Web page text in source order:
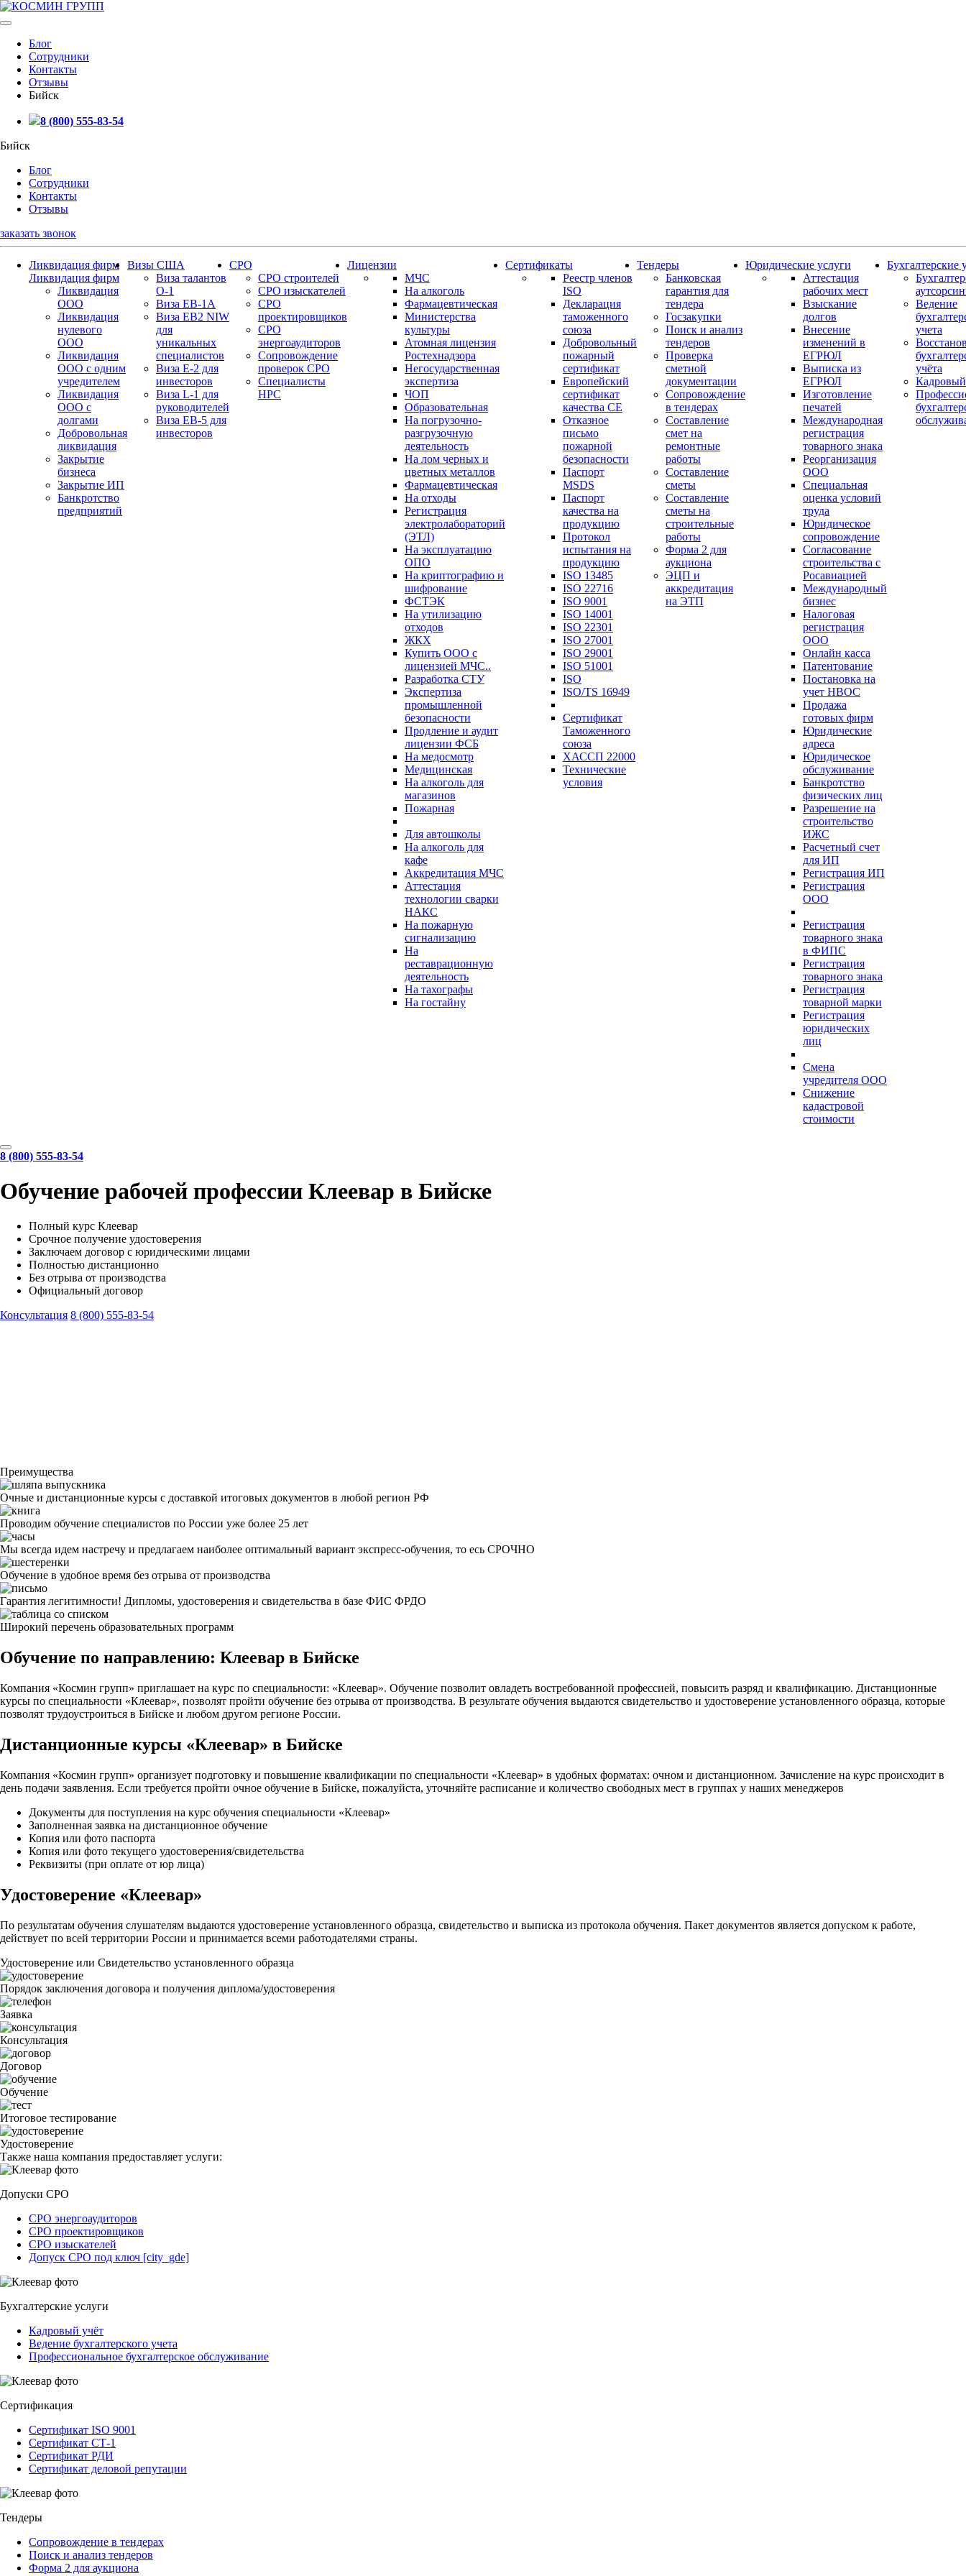
Блог
Сотрудники
Контакты
Отзывы
Бийск
8 (800) 555-83-54
Бийск
Блог
Сотрудники
Контакты
Отзывы
заказать звонок
Ликвидация фирм
Ликвидация фирм
Ликвидация
ООО
Ликвидация
нулевого
ООО
Ликвидация
ООО с одним
учредителем
Ликвидация
ООО с
долгами
Добровольная
ликвидация
Закрытие
бизнеса
Закрытие ИП
Банкротство
предприятий
Визы США
Виза талантов
О-1
Виза EB-1A
Виза EB2 NIW
для
уникальных
специалистов
Виза E-2 для
инвесторов
Виза L-1 для
руководителей
Виза EB-5 для
инвесторов
СРО
СРО строителей
СРО изыскателей
СРО
проектировщиков
СРО
энергоаудиторов
Сопровождение
проверок СРО
Специалисты
НРС
Лицензии
МЧС
На алкоголь
Фармацевтическая
Министерства
культуры
Атомная лицензия
Ростехнадзора
Негосударственная
экспертиза
ЧОП
Образовательная
На погрузочно-
разгрузочную
деятельность
На лом черных и
цветных металлов
Фармацевтическая
На отходы
Регистрация
электролабораторий
(ЭТЛ)
На эксплуатацию
ОПО
На криптографию и
шифрование
ФСТЭК
На утилизацию
отходов
ЖКХ
Купить ООО с
лицензией МЧС..
Разработка СТУ
Экспертиза
промышленной
безопасности
Продление и аудит
лицензии ФСБ
На медосмотр
Медицинская
На алкоголь для
магазинов
Пожарная
Для автошколы
На алкоголь для
кафе
Аккредитация МЧС
Аттестация
технологии сварки
НАКС
На пожарную
сигнализацию
На
реставрационную
деятельность
На тахографы
На гостайну
Сертификаты
Реестр членов
ISO
Декларация
таможенного
союза
Добровольный
пожарный
сертификат
Европейский
сертификат
качества СЕ
Отказное
письмо
пожарной
безопасности
Паспорт
МSDS
Паспорт
качества на
продукцию
Протокол
испытания на
продукцию
ISO 13485
ISO 22716
ISO 9001
ISO 14001
ISO 22301
ISO 27001
ISO 29001
ISO 51001
ISO
ISO/TS 16949
Сертификат
Таможенного
союза
ХАССП 22000
Технические
условия
Тендеры
Банковская
гарантия для
тендера
Госзакупки
Поиск и анализ
тендеров
Проверка
сметной
документации
Сопровождение
в тендерах
Составление
смет на
ремонтные
работы
Составление
сметы
Составление
сметы на
строительные
работы
Форма 2 для
аукциона
ЭЦП и
аккредитация
на ЭТП
Юридические услуги
Аттестация
рабочих мест
Взыскание
долгов
Внесение
изменений в
ЕГРЮЛ
Выписка из
ЕГРЮЛ
Изготовление
печатей
Международная
регистрация
товарного знака
Реорганизация
ООО
Специальная
оценка условий
труда
Юридическое
сопровождение
Согласование
строительства с
Росавиацией
Международный
бизнес
Налоговая
регистрация
ООО
Онлайн касса
Патентование
Постановка на
учет НВОС
Продажа
готовых фирм
Юридические
адреса
Юридическое
обслуживание
Банкротство
физических лиц
Разрешение на
строительство
ИЖС
Расчетный счет
для ИП
Регистрация ИП
Регистрация
ООО
Регистрация
товарного знака
в ФИПС
Регистрация
товарного знака
Регистрация
товарной марки
Регистрация
юридических
лиц
Смена
учредителя ООО
Снижение
кадастровой
стоимости
Бухгалтерские
Ведение
учета
учёта
Кадровый
8 (800) 555-83-54
Обучение рабочей профессии Клеевар в Бийске
Полный курс Клеевар
Срочное получение удостоверения
Заключаем договор с юридическими лицами
Полностью дистанционно
Без отрыва от производства
Официальный договор
Консультация 8 (800) 555-83-54
Преимущества
Очные и дистанционные курсы с доставкой итоговых документов в любой регион РФ
Проводим обучение специалистов по России уже более 25 лет
Мы всегда идем настречу и предлагаем наиболее оптимальный вариант экспресс-обучения, то есь СРОЧНО
Обучение в удобное время без отрыва от производства
Гарантия легитимности! Дипломы, удостоверения и свидетельства в базе ФИС ФРДО
Широкий перечень образовательных программ
Обучение по направлению: Клеевар в Бийске
Компания «Космин групп» приглашает на курс по специальности: «Клеевар». Обучение позволит овладеть востребованной профессией, повысить разряд и квалификацию. Дистанционные
курсы по специальности «Клеевар», позволят пройти обучение без отрыва от производства. В результате обучения выдаются свидетельство и удостоверение установленного образца, которые
позволят трудоустроиться в Бийске и любом другом регионе России.
Дистанционные курсы «Клеевар» в Бийске
Компания «Космин групп» организует подготовку и повышение квалификации по специальности «Клеевар» в удобных форматах: очном и дистанционном. Зачисление на курс происходит в
день подачи заявления. Если требуется пройти очное обучение в Бийске, пожалуйста, уточняйте расписание и количество свободных мест в группах у наших менеджеров
Документы для поступления на курс обучения специальности «Клеевар»
Заполненная заявка на дистанционное обучение
Копия или фото паспорта
Копия или фото текущего удостоверения/свидетельства
Реквизиты (при оплате от юр лица)
Удостоверение «Клеевар»
По результатам обучения слушателям выдаются удостоверение установленного образца, свидетельство и выписка из протокола обучения. Пакет документов является допуском к работе,
действует по всей территории России и принимается всеми работодателями страны.
Удостоверение или Свидетельство установленного образца
Порядок заключения договора и получения диплома/удостоверения
Заявка
Консультация
Договор
Обучение
Итоговое тестирование
Удостоверение
Также наша компания предоставляет услуги:
Допуски СРО
СРО энергоаудиторов
СРО проектировщиков
СРО изыскателей
Допуск СРО под ключ [city_gde]
Бухгалтерские услуги
Кадровый учёт
Ведение бухгалтерского учета
Профессиональное бухгалтерское обслуживание
Сертификация
Сертификат ISO 9001
Сертификат СТ-1
Сертификат РДИ
Сертификат деловой репутации
Тендеры
Сопровождение в тендерах
Поиск и анализ тендеров
Форма 2 для аукциона